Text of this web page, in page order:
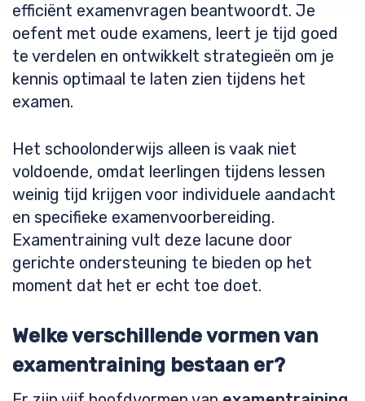
efficiënt examenvragen beantwoordt. Je
oefent met oude examens, leert je tijd goed
te verdelen en ontwikkelt strategieën om je
kennis optimaal te laten zien tijdens het
examen.
Het schoolonderwijs alleen is vaak niet
voldoende, omdat leerlingen tijdens lessen
weinig tijd krijgen voor individuele aandacht
en specifieke examenvoorbereiding.
Examentraining vult deze lacune door
gerichte ondersteuning te bieden op het
moment dat het er echt toe doet.
Welke verschillende vormen van
examentraining bestaan er?